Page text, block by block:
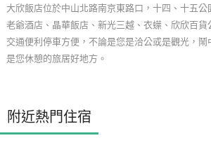
滿
意
度
單
管
大欣飯店位於中山北路南京東路口，十四、十五公
老爺酒店、晶華飯店、新光三越、衣蠂、欣欣百
交通便利停車方便，不論是您是洽公或是觀光，
是您休憩的旅居好地方。
附近熱門住宿